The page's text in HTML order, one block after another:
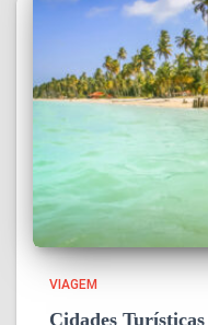
VIAGEM
Cidades